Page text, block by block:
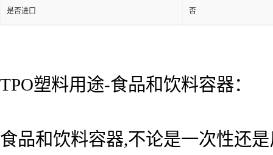
是否进口 否
TPO塑料用途-食品和饮料容器：
食品和饮料容器,不论是一次性还